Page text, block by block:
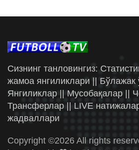
Сизнинг танловингиз:
жамоа янгиликлари || Бўлажак
Янгиликлар || Мусобақалар ||
Трансферлар || LIVE
жадваллари
Copyright ©2026 All rights